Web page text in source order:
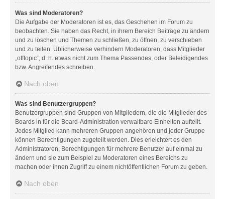
Was sind Moderatoren?
Die Aufgabe der Moderatoren ist es, das Geschehen im Forum zu
beobachten. Sie haben das Recht, in ihrem Bereich Beiträge zu ändern
und zu löschen und Themen zu schließen, zu öffnen, zu verschieben
und zu teilen. Üblicherweise verhindern Moderatoren, dass Mitglieder
„offtopic“, d. h. etwas nicht zum Thema Passendes, oder Beleidigendes
bzw. Angreifendes schreiben.
Nach oben
Was sind Benutzergruppen?
Benutzergruppen sind Gruppen von Mitgliedern, die die Mitglieder des
Boards in für die Board-Administration verwaltbare Einheiten aufteilt.
Jedes Mitglied kann mehreren Gruppen angehören und jeder Gruppe
können Berechtigungen zugeteilt werden. Dies erleichtert es den
Administratoren, Berechtigungen für mehrere Benutzer auf einmal zu
ändern und sie zum Beispiel zu Moderatoren eines Bereichs zu
machen oder ihnen Zugriff zu einem nichtöffentlichen Forum zu geben.
Nach oben